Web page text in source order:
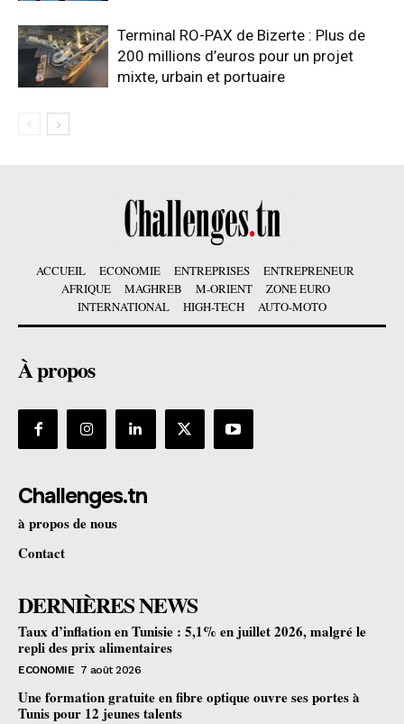
Terminal RO-PAX de Bizerte : Plus de
200 millions d’euros pour un projet
mixte, urbain et portuaire
ACCUEIL ECONOMIE ENTREPRISES
ENTREPRENEUR
AFRIQUE
MAGHREB M-ORIENT
ZONE EURO
INTERNATIONAL
HIGH-TECH AUTO-MOTO
À propos
Challenges.tn
à propos de nous
Contact
DERNIÈRES NEWS
Taux d’inflation en Tunisie : 5,1% en juillet 2026, malgré le
repli des prix alimentaires
ECONOMIE 7 août 2026
Une formation gratuite en fibre optique ouvre ses portes à
Tunis pour 12 jeunes talents